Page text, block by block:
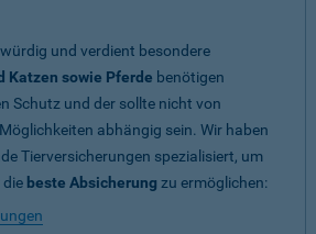
und verdient besondere
Katzen sowie Pferde benötigen
Schutz und der sollte nicht von
abhängig sein. Wir haben
Tierversicherungen spezialisiert, um
die beste Absicherung zu ermöglichen: